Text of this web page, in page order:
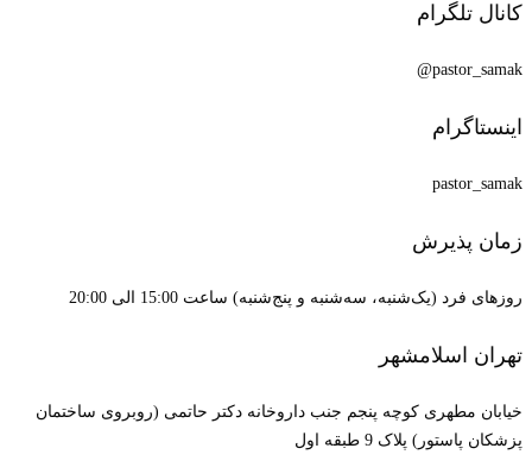
کانال تلگرام
pastor_samak@
اینستاگرام
pastor_samak
زمان پذیرش
روزهای فرد (یک‌شنبه، سه‌شنبه و پنج‌شنبه) ساعت 15:00 الی 20:00
تهران اسلامشهر
خیابان مطهری کوچه پنجم جنب داروخانه دکتر حاتمی (روبروی ساختمان
پزشکان پاستور) پلاک 9 طبقه اول